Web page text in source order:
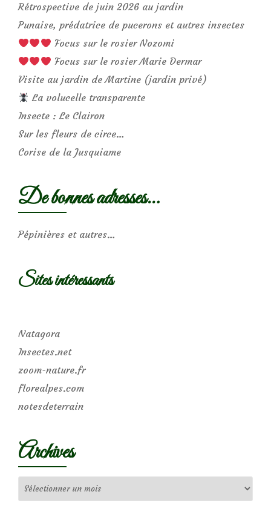
Rétrospective de juin 2026 au jardin
Punaise, prédatrice de pucerons et autres insectes
Focus sur le rosier Nozomi
Focus sur le rosier Marie Dermar
Visite au jardin de Martine (jardin privé)
La volucelle transparente
Insecte : Le Clairon
Sur les fleurs de circe…
Corise de la Jusquiame
De bonnes adresses…
Pépinières et autres…
Sites intéressants
Natagora
Insectes.net
zoom-nature.fr
florealpes.com
notesdeterrain
Archives